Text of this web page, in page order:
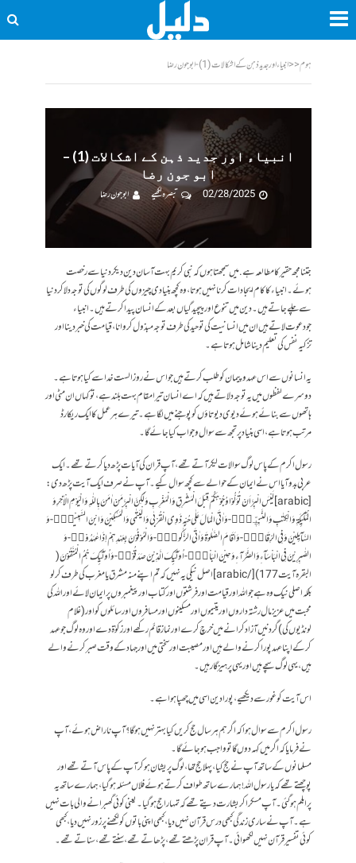
ہوم<<انبیاء اور جدید ذہن کے اشکالات (1) - ابو جون رضا
انبیاء اور جدید ذہن کے اشکالات (1) –
ابو جون رضا
02/28/2025
تبصرہ لکھیے ابو جون رضا
جتنا مجھ حقیر کا مطالعہ ہے .میں سمجھتا ہوں کہ نبی کریم بہت آسان دین دیکر دنیا سے رخصت
ہوئے۔ انبیاء کا کام ایجادات کرنا نہیں ہوتا، وہ کچھ بنیادی چیزوں کی طرف لوگوں کی توجہ دلا کر دنیا
سے چلے جاتے ہیں۔ دین میں تنوع اور پیچیدگیاں بعد کے انسان پیدا کرتے ہیں۔ انبیاء
جو دعوت لاتے ہیں ان میں انسانیت کی توحید کی طرف توجہ مبذول کروانا، قیامت کی خبر دینا اور
تزکیہ نفس کی تعلیم دینا شامل ہوتا ہے۔
یہ انسانوں سے اس عہد و پیمان کو طلب کرتے ہیں جو اس نے روز الست خدا سے کیا ہوتا ہے۔
دوسرے لفظوں میں یہ توجہ دلاتے ہیں کہ اے انسان تیرا مقام بہت بلند ہے، تو کہاں ان مٹی اور
ہاتھوں سے بنائے ہوئے دیوی دیوتاؤں کو پوجنے میں لگا ہے۔ تیرے ہر عمل کا ایک ریکارڈ
مرتب ہوتا ہے، اسی بنیاد پر تجھ سے سوال وجواب کیا جائے گا۔
رسول اکرم کے پاس لوگ سوالات لیکر آتے تھے، آپ قران کی آیات پڑھ دیا کرتے تھے۔ ایک
عربی بدو آیا اس نے ایمان کے حوالے سے کچھ سوال کیے۔ آپ نے صرف ایک آیت پڑھ دی:
[arabic]لَیْسَ الْبِرَّ اَنْ تُوَلُّوْا وُجُوْهَكُمْ قِبَلَ الْمَشْرِقِ وَ الْمَغْرِبِ وَ لٰـكِنَّ الْبِرَّ مَنْ اٰمَنَ بِاللّٰهِ وَ الْیَوْمِ الْاٰخِرِ وَ
الْمَلٰٓىٕكَةِ وَ الْكِتٰبِ وَ النَّبِیّٖنَۚ-وَ اٰتَى الْمَالَ عَلٰى حُبِّهٖ ذَوِی الْقُرْبٰى وَ الْیَتٰمٰى وَ الْمَسٰكِیْنَ وَ ابْنَ السَّبِیْلِۙ-وَ
السَّآىٕلِیْنَ وَ فِی الرِّقَابِۚ-وَ اَقَامَ الصَّلٰوةَ وَ اٰتَى الزَّكٰوةَۚ-وَ الْمُوْفُوْنَ بِعَهْدِهِمْ اِذَا عٰهَدُوْاۚ-وَ
الصّٰبِرِیْنَ فِی الْبَاْسَآءِ وَ الضَّرَّآءِ وَ حِیْنَ الْبَاْسِؕ-اُولٰٓىٕكَ الَّذِیْنَ صَدَقُوْاؕ-وَ اُولٰٓىٕكَ هُمُ الْمُتَّقُوْنَ (
البقرہ آیت 177)[/arabic] اصل نیکی یہ نہیں کہ تم اپنے منہ مشرق یا مغرب کی طرف کرلو
بلکہ اصلی نیک وہ ہے جو اللہ اور قیامت اور فرشتوں اور کتاب اور پیغمبروں پرایمان لائے اور اللہ کی
محبت میں عزیز مال رشتہ داروں اور یتیموں اور مسکینوں اورمسافروں اور سائلوں کو اور (غلام
لونڈیوں کی) گردنیں آزاد کرانے میں خرچ کرے اور نماز قائم رکھے اور زکوٰۃ دے اوروہ لوگ جو عہد
کرکے اپنا عہد پورا کرنے والے ہیں اور مصیبت اور سختی میں اور جہاد کے وقت صبرکرنے والے
ہیں ، یہی لوگ سچے ہیں اور یہی پرہیزگار ہیں۔
اس آیت کو غور سے دیکھیے، پورا دین اسی میں چھپا ہوا ہے۔
رسول اکرم سے سوال ہوا کہ اگر ہم ہر سال حج کریں کیا بہتر نہیں ہوگا؟ آپ ناراض ہوئے، آپ
نے فرمایا کہ اگر میں کہہ دوں گا تو واجب ہوجائے گا۔
مسلمانوں کے ساتھ آپ نے حج کیا، پہلا حج تھا، لوگ پریشان ہوکر آپ کے پاس آتے تھے اور
پوچھتے تھے کہ یا رسول اللہ ! ہمارے ساتھ طواف کرتے ہوئے فلاں مسئلہ ہوگیا، ہمارے ساتھ یہ
پرابلم ہوگئی۔ آپ مسکرا کر بشارت دیتے تھے کہ تمہارا حج ہوگیا۔ یعنی کوئی گھبرانے والی بات نہیں
ہے۔ آپ نے ساری زندگی کبھی درس قرآن نہیں دیا، کبھی اپنی باتوں کو لکھنے پر زور نہیں دیا، کبھی
کوئی تفسیر قرآن نہیں لکھوائی۔ آپ قران پڑھتے تھے، پڑھاتے تھے، سنتے تھے، سناتے تھے۔